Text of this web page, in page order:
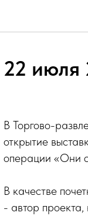
22 июля
В Торгово-
открытие
операции «Они
В качестве
- автор